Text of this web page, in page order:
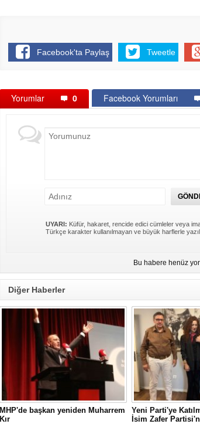
Facebook'ta Paylaş Tweetle
Yorumlar 0 Facebook Yorumları
UYARI: Küfür, hakaret, rencide edici cümleler veya
Türkçe karakter kullanılmayan ve büyük harflerle
Bu habere henüz
Diğer Haberler
MHP'de başkan yeniden Muharrem
Kır
Yeni Parti'ye
İsim Zafer